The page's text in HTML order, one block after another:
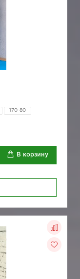
170-80
В корзину